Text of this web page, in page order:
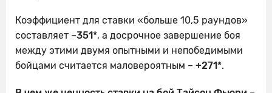
Коэффициент для ставки «больше 10,5 раундов»
составляет –351*, а досрочное завершение боя
между этими двумя опытными и непобедимыми
бойцами считается маловероятным – +271*.